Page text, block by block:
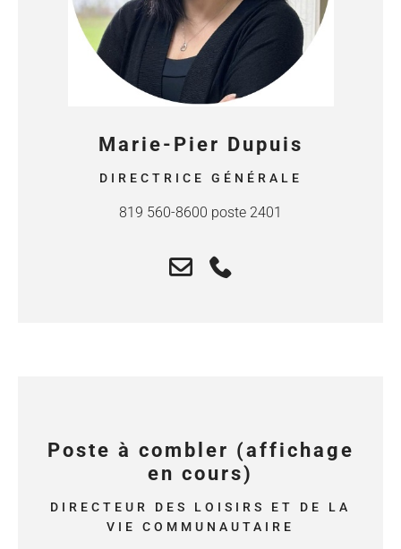
Marie-Pier Dupuis
DIRECTRICE GÉNÉRALE
819 560-8600 poste 2401
Poste à combler (affichage
en cours)
DIRECTEUR DES LOISIRS ET DE LA
VIE COMMUNAUTAIRE